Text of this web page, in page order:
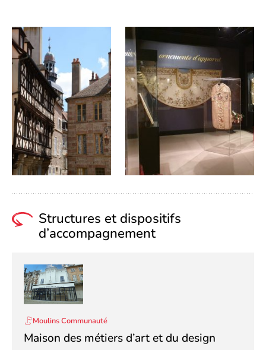
Structures et dispositifs
d’accompagnement
Moulins Communauté
Maison des métiers d’art et du design